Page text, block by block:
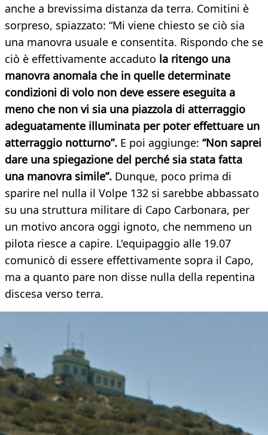
anche a brevissima distanza da terra. Comitini è
sorpreso, spiazzato: “Mi viene chiesto se ciò sia
una manovra usuale e consentita. Rispondo che se
ciò è effettivamente accaduto la ritengo una
manovra anomala che in quelle determinate
condizioni di volo non deve essere eseguita a
meno che non vi sia una piazzola di atterraggio
adeguatamente illuminata per poter effettuare un
atterraggio notturno”. E poi aggiunge: “Non saprei
dare una spiegazione del perché sia stata fatta
una manovra simile”. Dunque, poco prima di
sparire nel nulla il Volpe 132 si sarebbe abbassato
su una struttura militare di Capo Carbonara, per
un motivo ancora oggi ignoto, che nemmeno un
pilota riesce a capire. L'equipaggio alle 19.07
comunicò di essere effettivamente sopra il Capo,
ma a quanto pare non disse nulla della repentina
discesa verso terra.